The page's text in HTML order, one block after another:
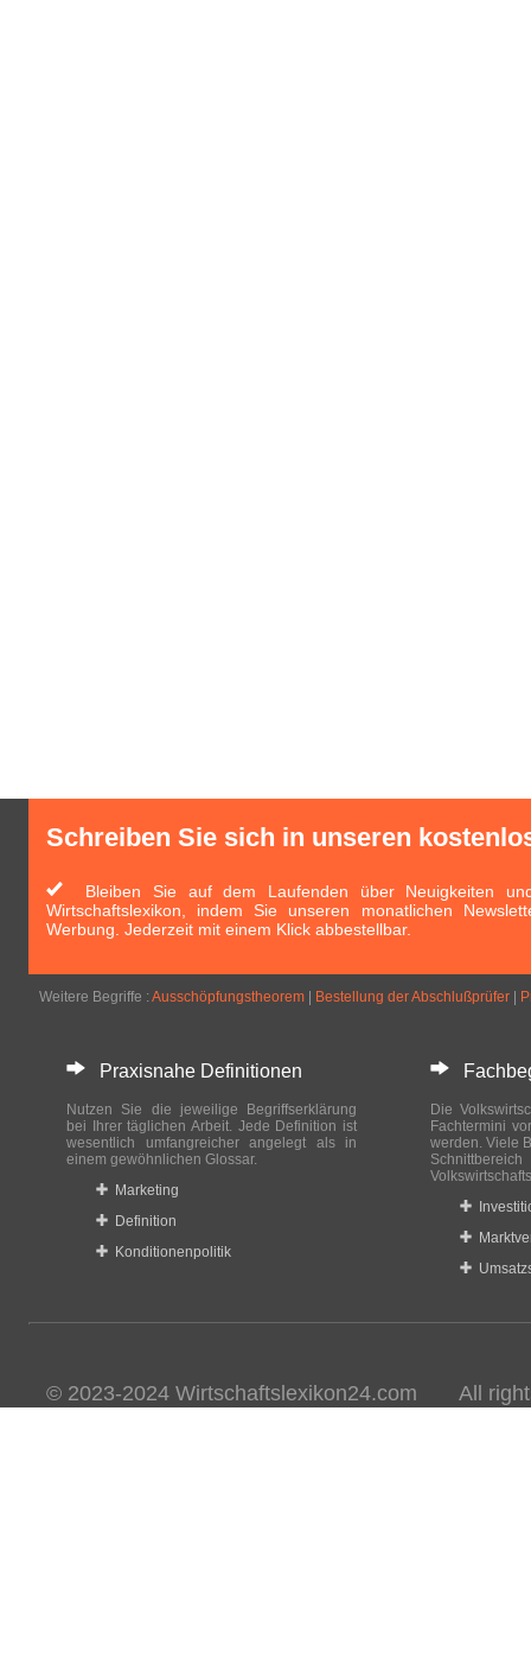
Schreiben Sie sich in unseren
Bleiben Sie auf dem Laufenden über Neuigkeiten
Wirtschaftslexikon, indem Sie unseren monatlichen
Werbung. Jederzeit mit einem Klick abbestellbar.
Weitere Begriffe : Ausschöpfungstheorem Bestellung der Abschlußprüfer
Praxisnahe Definitionen
Nutzen Sie die jeweilige Begriffserklärung
bei Ihrer täglichen Arbeit. Jede Definition ist
wesentlich umfangreicher angelegt als in
einem gewöhnlichen Glossar.
Marketing
Definition
Konditionenpolitik
Die
Fachtermini
werden. Viele
© 2023-2024 Wirtschaftslexikon24.com All